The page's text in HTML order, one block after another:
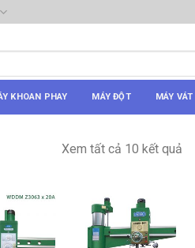
KHOAN PHAY MÁY ĐỘT MÁY
Xem tất cả 10 kết quả